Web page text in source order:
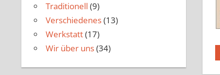
Traditionell (9)
Verschiedenes(13)
Werkstatt(17)
Wir über uns(34)